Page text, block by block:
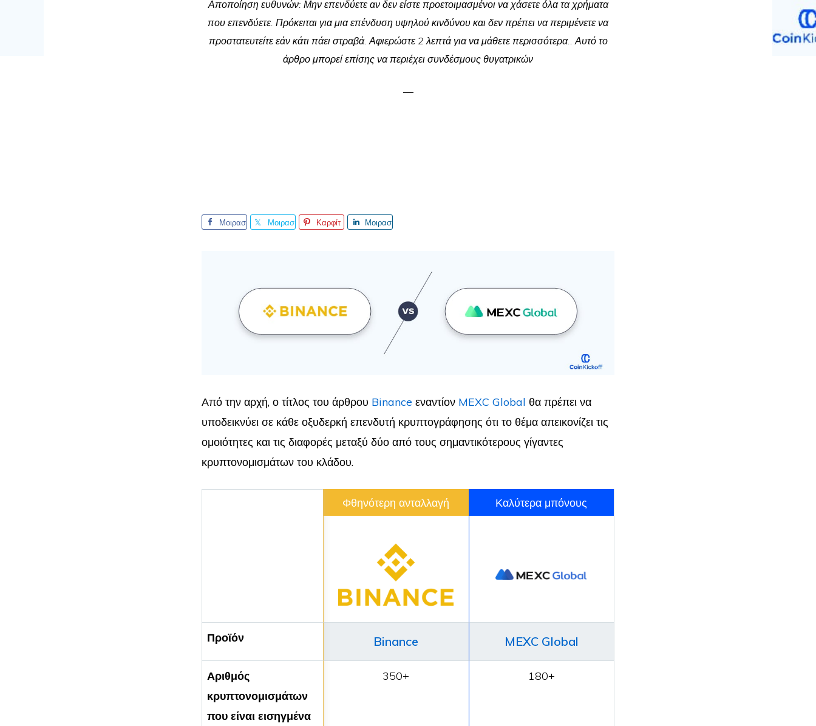
Αποποίηση ευθυνών: Μην επενδύετε αν δεν είστε προετοιμασμένοι να χάσετε όλα τα χρήματα
που επενδύετε. Πρόκειται για μια επένδυση υψηλού κινδύνου και δεν πρέπει να περιμένετε να
προστατευτείτε εάν κάτι πάει στραβά. Αφιερώστε 2 λεπτά για να μάθετε περισσότερα.. Αυτό το
άρθρο μπορεί επίσης να περιέχει συνδέσμους θυγατρικών
Μοιρασ
Μοιρασ
Καρφίτ
Μοιρασ
Από την αρχή, ο τίτλος του άρθρου Binance εναντίον MEXC Global θα πρέπει να
υποδεικνύει σε κάθε οξυδερκή επενδυτή κρυπτογράφησης ότι το θέμα απεικονίζει τις
ομοιότητες και τις διαφορές μεταξύ δύο από τους σημαντικότερους γίγαντες
κρυπτονομισμάτων του κλάδου.
Φθηνότερη ανταλλαγή Καλύτερα μπόνους
Προϊόν Binance MEXC Global
Αριθμός
κρυπτονομισμάτων
που είναι εισηγμένα
350+ 180+